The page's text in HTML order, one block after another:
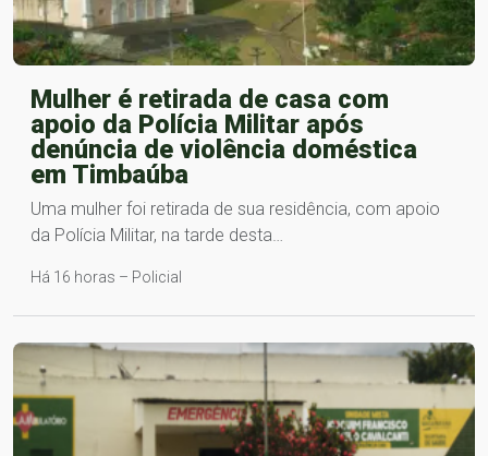
Mulher é retirada de casa com
apoio da Polícia Militar após
denúncia de violência doméstica
em Timbaúba
Uma mulher foi retirada de sua residência, com apoio
da Polícia Militar, na tarde desta…
Há 16 horas – Policial